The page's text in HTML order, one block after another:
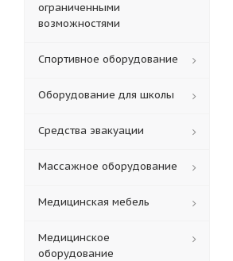
ограниченными
возможностями
Спортивное оборудование
Оборудование для школы
Средства эвакуации
Массажное оборудование
Медицинская мебель
Медицинское
оборудование